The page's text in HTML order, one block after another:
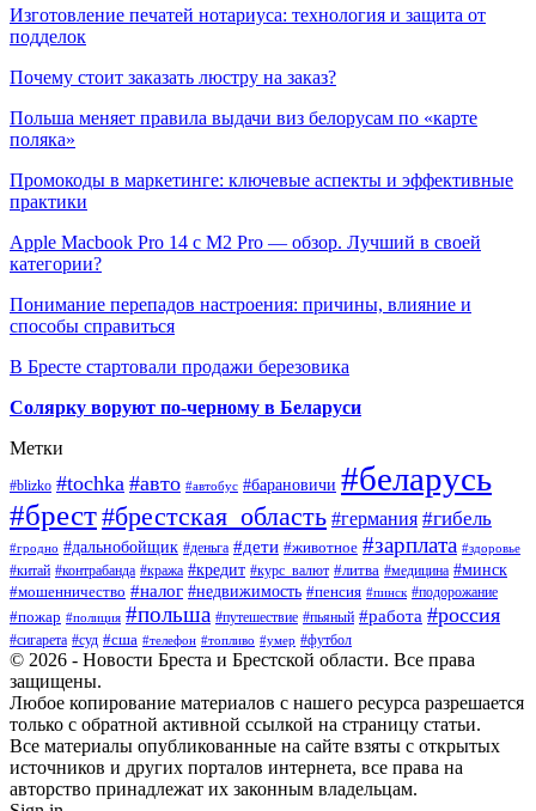
Изготовление печатей нотариуса: технология и защита от
подделок
Почему стоит заказать люстру на заказ?
Польша меняет правила выдачи виз белорусам по «карте
поляка»
Промокоды в маркетинге: ключевые аспекты и эффективные
практики
Apple Macbook Pro 14 с M2 Pro — обзор. Лучший в своей
категории?
Понимание перепадов настроения: причины, влияние и
способы справиться
В Бресте стартовали продажи березовика
Солярку воруют по-черному в Беларуси
Метки
#blizko #tochka #авто #автобус #барановичи #беларусь
#брест#брестская_область #германия #гибель
#гродно #дальнобойщик #деньга #дети #животное #зарплата #здоровье
#китай #контрабанда #кража #кредит #курс_валют #литва #медицина #минск
#мошенничество #налог #недвижимость #пенсия #пинск #подорожание
#пожар #полиция #польша #путешествие #пьяный #работа #россия
#сигарета #суд #сша #телефон #топливо #умер #футбол
© 2026 - Новости Бреста и Брестской области. Все права
защищены.
Любое копирование материалов с нашего ресурса разрешается
только с обратной активной ссылкой на страницу статьи.
Все материалы опубликованные на сайте взяты с открытых
источников и других порталов интернета, все права на
авторство принадлежат их законным владельцам.